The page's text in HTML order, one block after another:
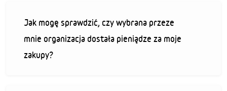
Jak mogę sprawdzić, czy wybrana przeze
mnie organizacja dostała pieniądze za moje
zakupy?